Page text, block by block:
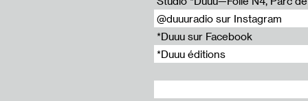
@duuuradio sur Instagram
*Duuu sur Facebook
*Duuu éditions